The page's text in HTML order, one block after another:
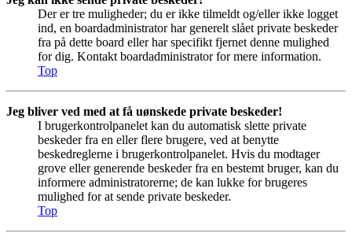
Der er tre muligheder; du er ikke tilmeldt og/eller ikke logget
ind, en boardadministrator har generelt slået private beskeder
fra på dette board eller har specifikt fjernet denne mulighed
for dig. Kontakt boardadministrator for mere information.
Top
Jeg bliver ved med at få uønskede private beskeder!
I brugerkontrolpanelet kan du automatisk slette private
beskeder fra en eller flere brugere, ved at benytte
beskedreglerne i brugerkontrolpanelet. Hvis du modtager
grove eller generende beskeder fra en bestemt bruger, kan du
informere administratorerne; de kan lukke for brugeres
mulighed for at sende private beskeder.
Top